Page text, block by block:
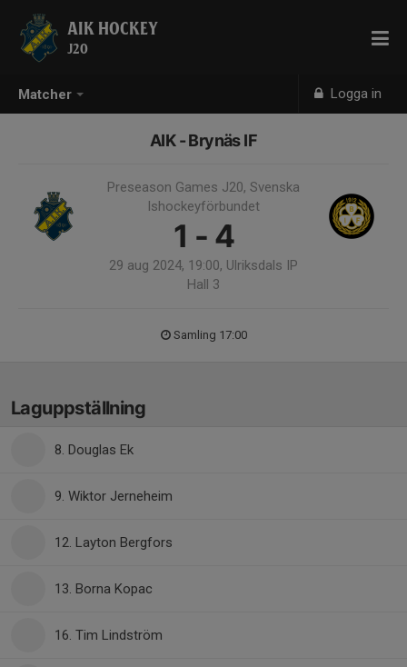
Matcher Logga in
AIK HOCKEY
J20
AIK - Brynäs IF
Preseason Games J20, Svenska
Ishockeyförbundet
1 - 4
29 aug 2024, 19:00, Ulriksdals IP
Hall 3
Samling 17:00
Laguppställning
8. Douglas Ek
9. Wiktor Jerneheim
12. Layton Bergfors
13. Borna Kopac
16. Tim Lindström